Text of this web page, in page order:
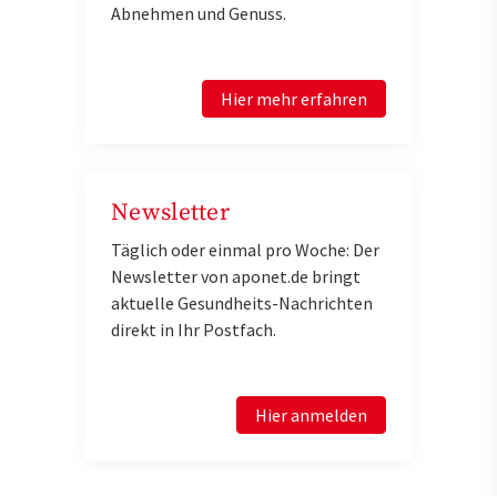
Abnehmen und Genuss.
Hier mehr erfahren
Newsletter
Täglich oder einmal pro Woche: Der
Newsletter von aponet.de bringt
aktuelle Gesundheits-Nachrichten
direkt in Ihr Postfach.
Hier anmelden